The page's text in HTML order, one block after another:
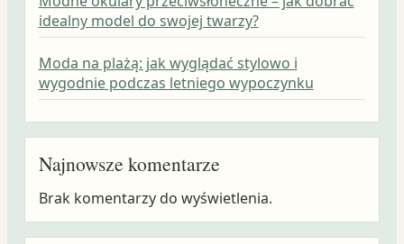
idealny model do swojej twarzy?
Moda na plażą: jak wyglądać stylowo i
wygodnie podczas letniego wypoczynku
Najnowsze komentarze
Brak komentarzy do wyświetlenia.